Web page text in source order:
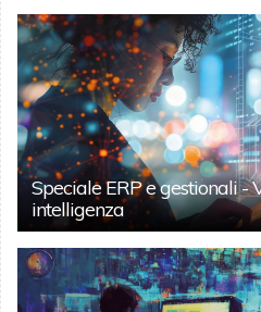
Speciale ERP e gestionali -
intelligenza